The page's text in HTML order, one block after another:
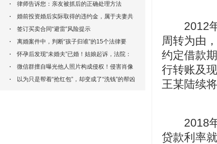
偿款吗？
律师告诉您：亲友被抓后的正确处理方法
婚前投资婚后实际取得的违约金，属于夫妻共
同财产吗？
签订买卖合同“避雷”风险提示
离婚案件中，判断“孩子归谁”的15个法律要
点！一文讲清
怀孕后发现“未婚夫”已婚！姑娘起诉，法院：
侵犯一般人格权！
微信群擅自曝光他人照片构成侵权！侵害肖像
权不再以“营利目的”为条件
以为只是帮着“抢红包”，却变成了“洗钱”的帮凶
2012年9
周转为由
约定借款
行转账及
王某陆续
2018年9
贷款利率